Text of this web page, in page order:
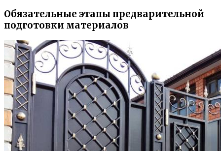
Обязательные этапы предварительной
подготовки материалов